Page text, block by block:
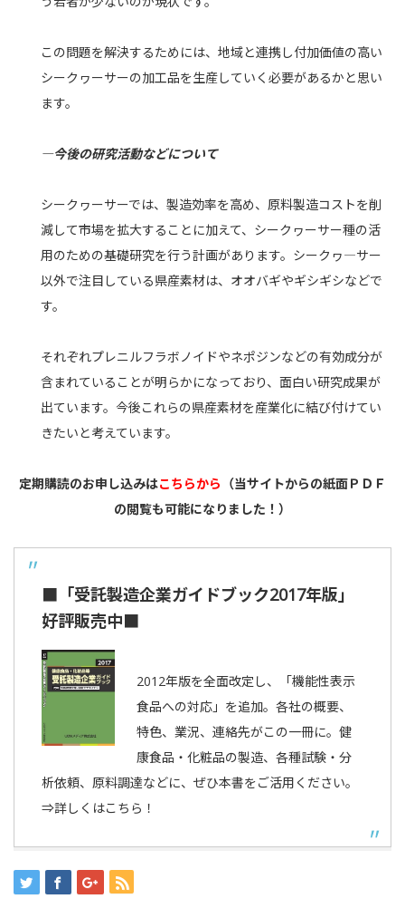
この問題を解決するためには、地域と連携し付加価値の高い
シークヮーサーの加工品を生産していく必要があるかと思い
ます。
―今後の研究活動などについて
シークヮーサーでは、製造効率を高め、原料製造コストを削
減して市場を拡大することに加えて、シークヮーサー種の活
用のための基礎研究を行う計画があります。シークヮ―サー
以外で注目している県産素材は、オオバギやギシギシなどで
す。
それぞれプレニルフラボノイドやネポジンなどの有効成分が
含まれていることが明らかになっており、面白い研究成果が
出ています。今後これらの県産素材を産業化に結び付けてい
きたいと考えています。
定期購読のお申し込みはこちらから （当サイトからの紙面ＰＤＦ
の閲覧も可能になりました！）
■「受託製造企業ガイドブック2017年版」
好評販売中■
2012年版を全面改定し、「機能性表示
食品への対応」を追加。各社の概要、
特色、業況、連絡先がこの一冊に。健
康食品・化粧品の製造、各種試験・分
析依頼、原料調達などに、ぜひ本書をご活用ください。
⇒詳しくはこちら！